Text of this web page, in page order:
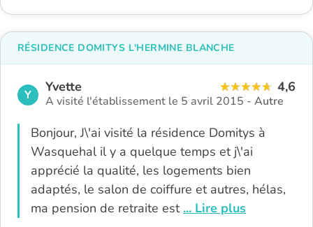
Y
Yvette 4,6
A visité l'établissement le 5 avril 2015 - Autre
Bonjour, J\'ai visité la résidence Domitys à
Wasquehal il y a quelque temps et j\'ai
apprécié la qualité, les logements bien
adaptés, le salon de coiffure et autres, hélas,
ma pension de retraite est ... Lire plus
RÉSIDENCE DOMITYS L'HERMINE BLANCHE